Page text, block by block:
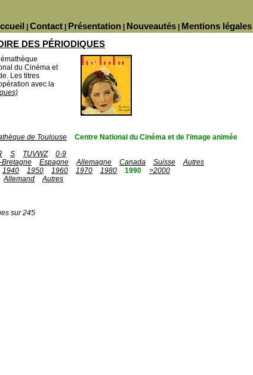
Mentions légales
Nouveautés
Présentation
Contact
DES PÉRIODIQUES
du Cinéma et
Les titres
avec la
de Toulouse
Centre National du Cinéma et de l'image animée
S TUVWZ
0-9
Bretagne Espagne Allemagne Canada Suisse
Autres
1940 1950 1960 1970 1980 1990
>2000
Allemand
Autres
sur 245